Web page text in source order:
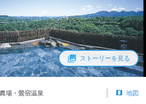
ストーリーを見る
場・鶯宿温泉 地図